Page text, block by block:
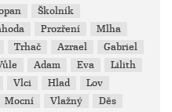
Školník
Prozření
Mlha
Trhač Azrael
Gabriel
Adam Eva
Lilith
Vlci Hlad
Lov
Mocní Vlažný
Děs